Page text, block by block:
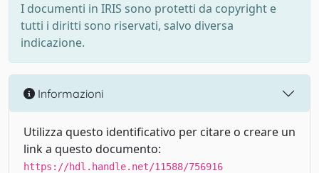
I documenti in IRIS sono protetti da copyright e
tutti i diritti sono riservati, salvo diversa
indicazione.
Informazioni
Utilizza questo identificativo per citare o creare un
link a questo documento:
https://hdl.handle.net/11588/756916